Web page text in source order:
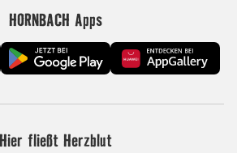
HORNBACH Apps
Hier fließt Herzblut